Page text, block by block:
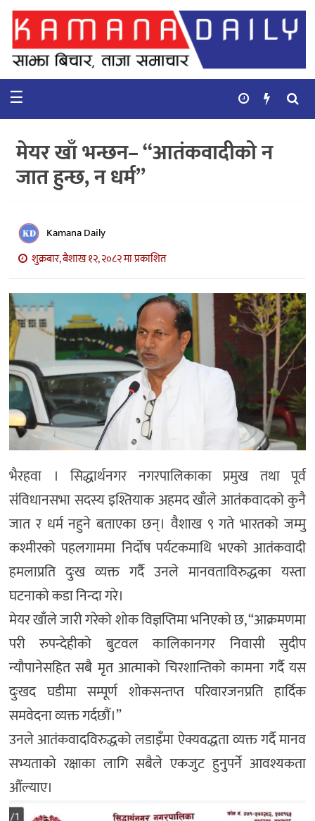
गृहपृष्ठ
समाचार
कुटनिती
कुराकानी
बाणिज्य
भिडियो
सिफारिस
☰
मेयर खाँ भन्छन– “आतंकवादीको न
जात हुन्छ, न धर्म”
Kamana Daily
शुक्रबार, बैशाख १२, २०८२ मा प्रकाशित
भैरहवा । सिद्धार्थनगर नगरपालिकाका प्रमुख तथा पूर्व
संविधानसभा सदस्य इश्तियाक अहमद खाँले आतंकवादको कुनै
जात र धर्म नहुने बताएका छन्। वैशाख ९ गते भारतको जम्मु
कश्मीरको पहलगाममा निर्दोष पर्यटकमाथि भएको आतंकवादी
हमलाप्रति दुःख व्यक्त गर्दै उनले मानवताविरुद्धका यस्ता
घटनाको कडा निन्दा गरे।
मेयर खाँले जारी गरेको शोक विज्ञप्तिमा भनिएको छ, “आक्रमणमा
परी रुपन्देहीको बुटवल कालिकानगर निवासी सुदीप
न्यौपानेसहित सबै मृत आत्माको चिरशान्तिको कामना गर्दै यस
दुःखद घडीमा सम्पूर्ण शोकसन्तप्त परिवारजनप्रति हार्दिक
समवेदना व्यक्त गर्दछौं।”
उनले आतंकवादविरुद्धको लडाइँमा ऐक्यवद्धता व्यक्त गर्दै मानव
सभ्यताको रक्षाका लागि सबैले एकजुट हुनुपर्ने आवश्यकता
औंल्याए।